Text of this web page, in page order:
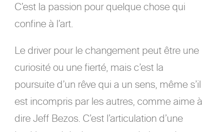
C’est la passion pour quelque chose qui
confine à l’art.
Le driver pour le changement peut être une
curiosité ou une fierté, mais c’est la
poursuite d’un rêve qui a un sens, même s’il
est incompris par les autres, comme aime à
dire Jeff Bezos. C’est l’articulation d’une